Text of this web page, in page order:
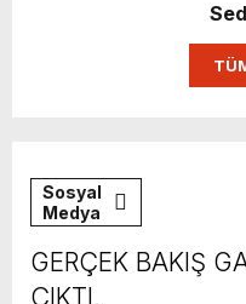
Sosyal
Medya
GERÇEK BAKIŞ
ÇIKTI.